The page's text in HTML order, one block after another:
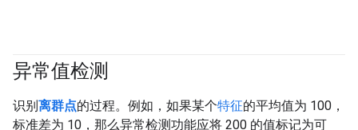
异常值检测
识别离群点的过程。例如，如果某个特征的平均值为 100，
标准差为 10，那么异常检测功能应将 200 的值标记为可